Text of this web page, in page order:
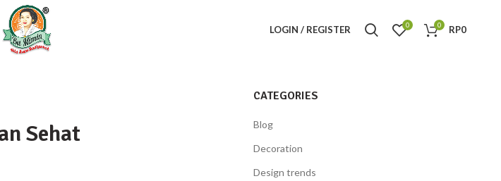
LOGIN / REGISTER 0 0 RP0
Sehat
CATEGORIES
Blog
Decoration
Design trends